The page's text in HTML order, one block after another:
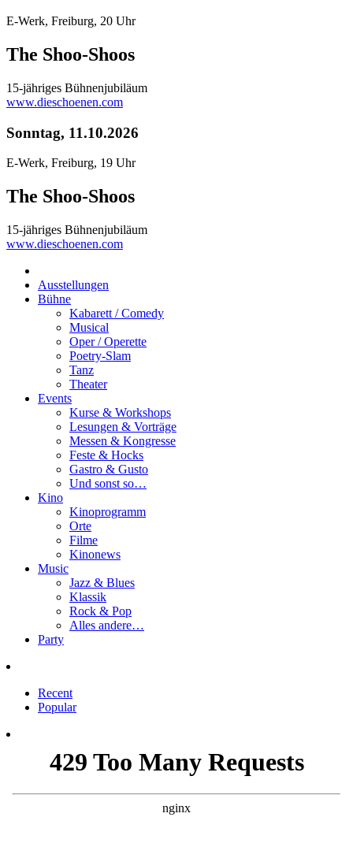
E-Werk, Freiburg, 20 Uhr
The Shoo-Shoos
15-jähriges Bühnenjubiläum
www.dieschoenen.com
Sonntag, 11.10.2026
E-Werk, Freiburg, 19 Uhr
The Shoo-Shoos
15-jähriges Bühnenjubiläum
www.dieschoenen.com
Ausstellungen
Bühne
Kabarett / Comedy
Musical
Oper / Operette
Poetry-Slam
Tanz
Theater
Events
Kurse & Workshops
Lesungen & Vorträge
Messen & Kongresse
Feste & Hocks
Gastro & Gusto
Und sonst so…
Kino
Kinoprogramm
Orte
Filme
Kinonews
Music
Jazz & Blues
Klassik
Rock & Pop
Alles andere…
Party
Recent
Popular